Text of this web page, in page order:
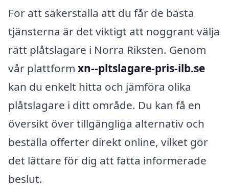
För att säkerställa att du får de bästa
tjänsterna är det viktigt att noggrant välja
rätt plåtslagare i Norra Riksten. Genom
vår plattform xn--pltslagare-pris-ilb.se
kan du enkelt hitta och jämföra olika
plåtslagare i ditt område. Du kan få en
översikt över tillgängliga alternativ och
beställa offerter direkt online, vilket gör
det lättare för dig att fatta informerade
beslut.